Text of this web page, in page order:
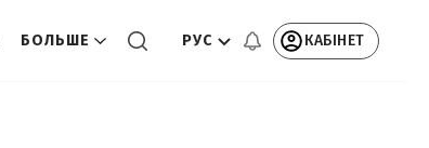
БОЛЬШЕ РУС КАБІНЕТ